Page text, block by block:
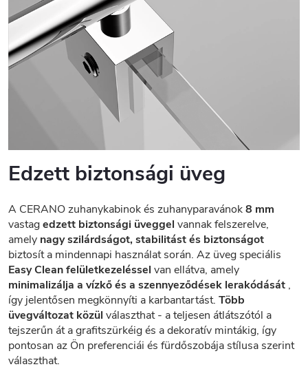
Edzett biztonsági üveg
A CERANO zuhanykabinok és zuhanyparavánok8 mm
vastagedzett biztonsági üveggel vannak felszerelve,
amely nagy szilárdságot, stabilitást és biztonságot
biztosít a mindennapi használat során. Az üveg speciális
Easy Clean felületkezeléssel van ellátva, amely
minimalizálja a vízkő és a szennyeződések lerakódását ,
így jelentősen megkönnyíti a karbantartást. Több
üvegváltozat közül választhat - a teljesen átlátszótól a
tejszerűn át a grafitszürkéig és a dekoratív mintákig, így
pontosan az Ön preferenciái és fürdőszobája stílusa szerint
választhat.